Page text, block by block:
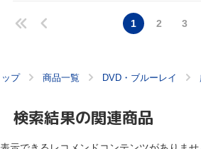
1 2 3
プ 商品一覧 DVD・ブルーレイ
検索結果の関連商品